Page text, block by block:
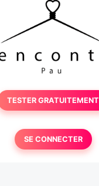
TESTER GRATUITEMENT
SE CONNECTER